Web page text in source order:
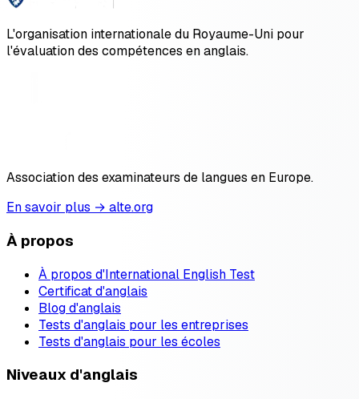
L'organisation internationale du Royaume-Uni pour
l'évaluation des compétences en anglais.
Association des examinateurs de langues en Europe.
En savoir plus → alte.org
À propos
À propos d'International English Test
Certificat d'anglais
Blog d'anglais
Tests d'anglais pour les entreprises
Tests d'anglais pour les écoles
Niveaux d'anglais